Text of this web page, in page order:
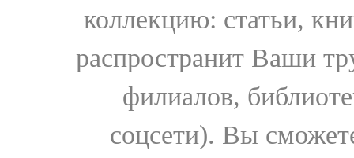
коллекцию: статьи,
распространит Ваши
филиалов,
соцсети). Вы